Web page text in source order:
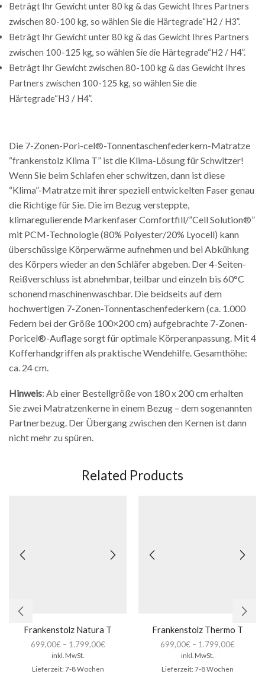
Beträgt Ihr Gewicht unter 80 kg & das Gewicht Ihres Partners
zwischen 80-100 kg, so wählen Sie die Härtegrade“H2 / H3”.
Beträgt Ihr Gewicht unter 80 kg & das Gewicht Ihres Partners
zwischen 100-125 kg, so wählen Sie die Härtegrade“H2 / H4”.
Beträgt Ihr Gewicht zwischen 80-100 kg & das Gewicht Ihres
Partners zwischen 100-125 kg, so wählen Sie die
Härtegrade“H3 / H4”.
Die 7-Zonen-Pori-cel®-Tonnentaschenfederkern-Matratze
“frankenstolz Klima T” ist die Klima-Lösung für Schwitzer!
Wenn Sie beim Schlafen eher schwitzen, dann ist diese
“Klima”-Matratze mit ihrer speziell entwickelten Faser genau
die Richtige für Sie. Die im Bezug versteppte,
klimaregulierende Markenfaser Comfortfill/”Cell Solution®”
mit PCM-Technologie (80% Polyester/20% Lyocell) kann
überschüssige Körperwärme aufnehmen und bei Abkühlung
des Körpers wieder an den Schläfer abgeben. Der 4-Seiten-
Reißverschluss ist abnehmbar, teilbar und einzeln bis 60°C
schonend maschinenwaschbar. Die beidseits auf dem
hochwertigen 7-Zonen-Tonnentaschenfederkern (ca. 1.000
Federn bei der Größe 100×200 cm) aufgebrachte 7-Zonen-
Poricel®-Auflage sorgt für optimale Körperanpassung. Mit 4
Kofferhandgriffen als praktische Wendehilfe. Gesamthöhe:
ca. 24 cm.
Hinweis: Ab einer Bestellgröße von 180 x 200 cm erhalten
Sie zwei Matratzenkerne in einem Bezug – dem sogenannten
Partnerbezug. Der Übergang zwischen den Kernen ist dann
nicht mehr zu spüren.
Related Products
Frankenstolz Natura T
699,00€ – 1.799,00€
inkl. MwSt.
Lieferzeit: 7-8 Wochen
Frankenstolz Thermo T
699,00€ – 1.799,00€
inkl. MwSt.
Lieferzeit: 7-8 Wochen